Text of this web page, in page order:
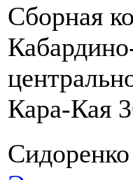
Сборная
Кара-Кая